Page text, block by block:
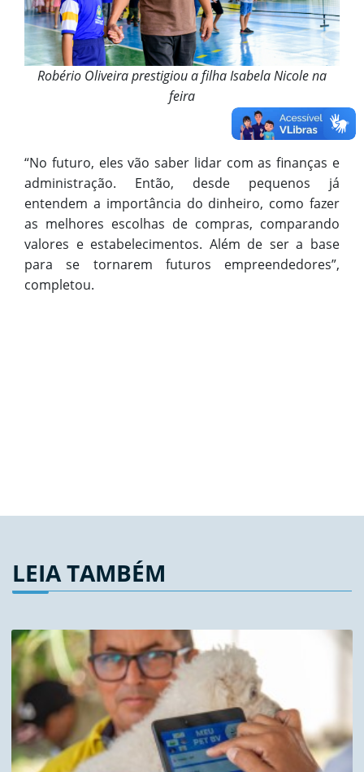
Robério Oliveira prestigiou a filha Isabela Nicole na
feira
“No futuro, eles vão saber lidar com as finanças e
administração. Então, desde pequenos já
entendem a importância do dinheiro, como fazer
as melhores escolhas de compras, comparando
valores e estabelecimentos. Além de ser a base
para se tornarem futuros empreendedores”,
completou.
LEIA TAMBÉM